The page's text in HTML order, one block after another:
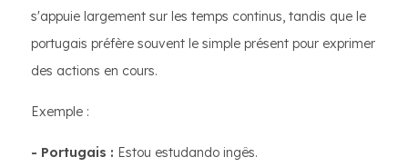
s'appuie largement sur les temps continus, tandis que le
portugais préfère souvent le simple présent pour exprimer
des actions en cours.
Exemple :
- Portugais : Estou estudando ingês.